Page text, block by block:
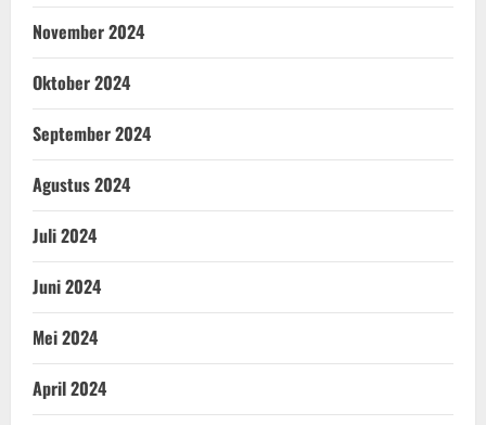
November 2024
Oktober 2024
September 2024
Agustus 2024
Juli 2024
Juni 2024
Mei 2024
April 2024